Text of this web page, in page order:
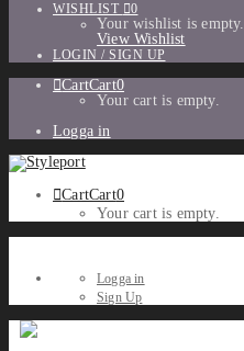
WISHLIST
0
Your wishlist is empty.
View Wishlist
LOGIN / SIGN UP
CartCart0
Your cart is empty.
Logga in
CartCart0
Your cart is empty.
Logga in
Sign Up